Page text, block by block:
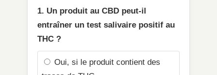
1. Un produit au CBD peut-il
entraîner un test salivaire positif au
THC ?
Oui, si le produit contient des